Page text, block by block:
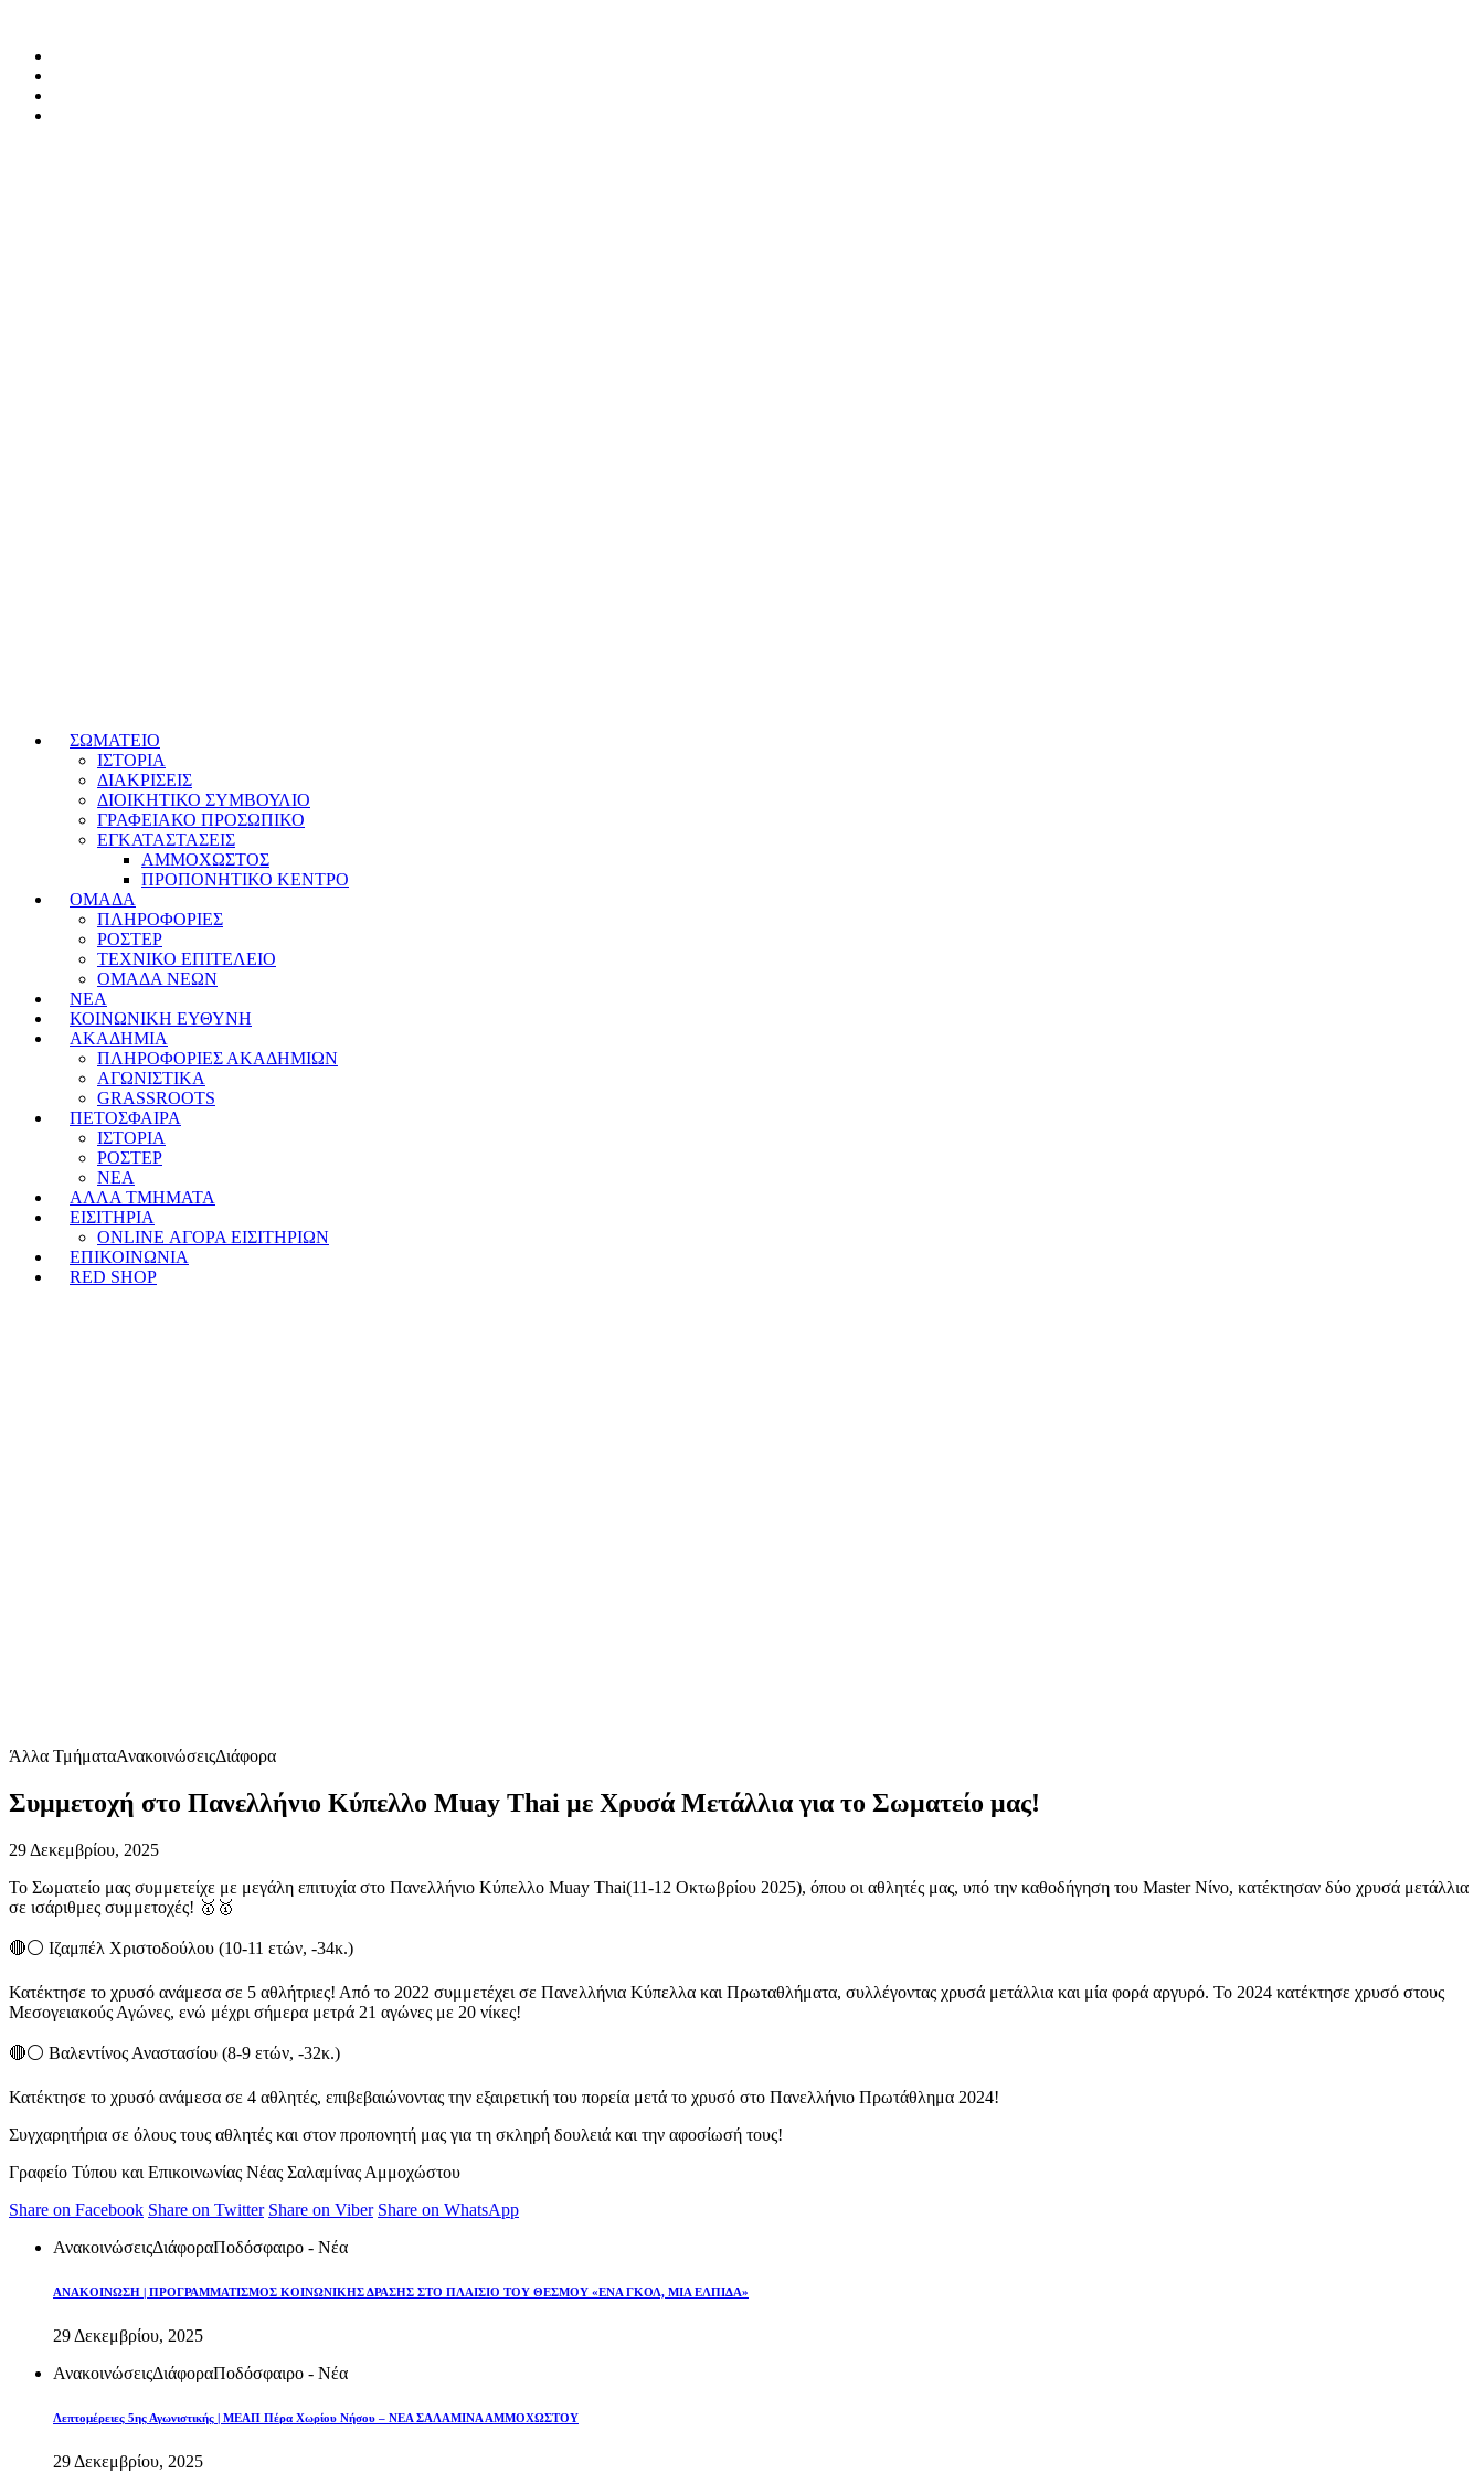
ΣΩΜΑΤΕΙΟ
ΙΣΤΟΡΙΑ
ΔΙΑΚΡΙΣΕΙΣ
ΔΙΟΙΚΗΤΙΚΟ ΣΥΜΒΟΥΛΙΟ
ΓΡΑΦΕΙΑΚΟ ΠΡΟΣΩΠΙΚΟ
ΕΓΚΑΤΑΣΤΑΣΕΙΣ
ΑΜΜΟΧΩΣΤΟΣ
ΠΡΟΠΟΝΗΤΙΚΟ ΚΕΝΤΡΟ
ΟΜΑΔΑ
ΠΛΗΡΟΦΟΡΙΕΣ
ΡΟΣΤΕΡ
ΤΕΧΝΙΚΟ ΕΠΙΤΕΛΕΙΟ
ΟΜΑΔΑ ΝΕΩΝ
ΝΕΑ
ΚΟΙΝΩΝΙΚΗ ΕΥΘΥΝΗ
ΑΚΑΔΗΜΙΑ
ΠΛΗΡΟΦΟΡΙΕΣ ΑΚΑΔΗΜΙΩΝ
ΑΓΩΝΙΣΤΙΚΑ
GRASSROOTS
ΠΕΤΟΣΦΑΙΡΑ
ΙΣΤΟΡΙΑ
ΡΟΣΤΕΡ
ΝΕΑ
ΑΛΛΑ ΤΜΗΜΑΤΑ
ΕΙΣΙΤΗΡΙΑ
ONLINE ΑΓΟΡΑ ΕΙΣΙΤΗΡΙΩΝ
ΕΠΙΚΟΙΝΩΝΙΑ
RED SHOP
Άλλα ΤμήματαΑνακοινώσειςΔιάφορα
Συμμετοχή στο Πανελλήνιο Κύπελλο Muay Thai με Χρυσά Μετάλλια για το Σωματείο μας!
29 Δεκεμβρίου, 2025
Το Σωματείο μας συμμετείχε με μεγάλη επιτυχία στο Πανελλήνιο Κύπελλο Muay Thai(11-12 Οκτωβρίου 2025), όπου οι αθλητές μας, υπό την καθοδήγηση του Master Νίνο, κατέκτησαν δύο χρυσά μετάλλια
σε ισάριθμες συμμετοχές! 🥇🥇
🔴⚪ Ιζαμπέλ Χριστοδούλου (10-11 ετών, -34κ.)
Κατέκτησε το χρυσό ανάμεσα σε 5 αθλήτριες! Από το 2022 συμμετέχει σε Πανελλήνια Κύπελλα και Πρωταθλήματα, συλλέγοντας χρυσά μετάλλια και μία φορά αργυρό. Το 2024 κατέκτησε χρυσό στους
Μεσογειακούς Αγώνες, ενώ μέχρι σήμερα μετρά 21 αγώνες με 20 νίκες!
🔴⚪ Βαλεντίνος Αναστασίου (8-9 ετών, -32κ.)
Κατέκτησε το χρυσό ανάμεσα σε 4 αθλητές, επιβεβαιώνοντας την εξαιρετική του πορεία μετά το χρυσό στο Πανελλήνιο Πρωτάθλημα 2024!
Συγχαρητήρια σε όλους τους αθλητές και στον προπονητή μας για τη σκληρή δουλειά και την αφοσίωσή τους!
Γραφείο Τύπου και Επικοινωνίας Νέας Σαλαμίνας Αμμοχώστου
Share on Facebook Share on Twitter Share on Viber Share on WhatsApp
ΑνακοινώσειςΔιάφοραΠοδόσφαιρο - Νέα
ΑΝΑΚΟΙΝΩΣΗ | ΠΡΟΓΡΑΜΜΑΤΙΣΜΟΣ ΚΟΙΝΩΝΙΚΗΣ ΔΡΑΣΗΣ ΣΤΟ ΠΛΑΙΣΙΟ ΤΟΥ ΘΕΣΜΟΥ «ΕΝΑ ΓΚΟΛ, ΜΙΑ ΕΛΠΙΔΑ»
29 Δεκεμβρίου, 2025
ΑνακοινώσειςΔιάφοραΠοδόσφαιρο - Νέα
Λεπτομέρειες 5ης Αγωνιστικής | ΜΕΑΠ Πέρα Χωρίου Νήσου – ΝΕΑ ΣΑΛΑΜΙΝΑ ΑΜΜΟΧΩΣΤΟΥ
29 Δεκεμβρίου, 2025